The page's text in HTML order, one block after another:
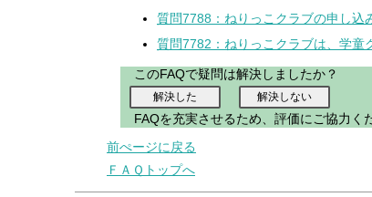
質問7788：ねりっこクラブの申し込
質問7782：ねりっこクラブは、学童
このFAQで疑問は解決しましたか？
FAQを充実させるため、評価にご協力く
前ぺージに戻る
ＦＡＱトップへ